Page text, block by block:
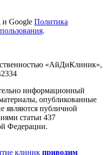
Google Политика
.
«АйДиКлиник»,
информационный
опубликованные
являются публичной
статьи 437
Федерации.
клиник приводим